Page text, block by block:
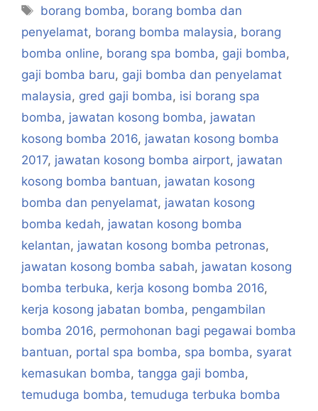
Tags
borang bomba, borang bomba dan
penyelamat, borang bomba malaysia, borang
bomba online, borang spa bomba, gaji bomba,
gaji bomba baru, gaji bomba dan penyelamat
malaysia, gred gaji bomba, isi borang spa
bomba, jawatan kosong bomba, jawatan
kosong bomba 2016, jawatan kosong bomba
2017, jawatan kosong bomba airport, jawatan
kosong bomba bantuan, jawatan kosong
bomba dan penyelamat, jawatan kosong
bomba kedah, jawatan kosong bomba
kelantan, jawatan kosong bomba petronas,
jawatan kosong bomba sabah, jawatan kosong
bomba terbuka, kerja kosong bomba 2016,
kerja kosong jabatan bomba, pengambilan
bomba 2016, permohonan bagi pegawai bomba
bantuan, portal spa bomba, spa bomba, syarat
kemasukan bomba, tangga gaji bomba,
temuduga bomba, temuduga terbuka bomba